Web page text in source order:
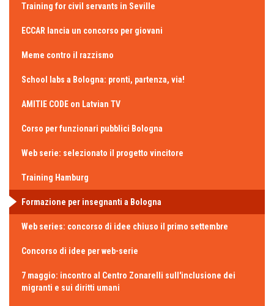
Training for civil servants in Seville
ECCAR lancia un concorso per giovani
Meme contro il razzismo
School labs a Bologna: pronti, partenza, via!
AMITIE CODE on Latvian TV
Corso per funzionari pubblici Bologna
Web serie: selezionato il progetto vincitore
Training Hamburg
Formazione per insegnanti a Bologna
Web series: concorso di idee chiuso il primo settembre
Concorso di idee per web-serie
7 maggio: incontro al Centro Zonarelli sull'inclusione dei
migranti e sui diritti umani